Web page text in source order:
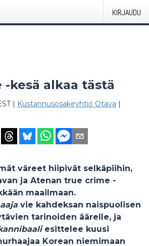
KIRJAUDU
-kesä alkaa tästä
| Kustannusosakeyhtiö Otava |
väreet hiipivät selkäpiihin,
ja Atenan true crime -
maailmaan.
vie kahdeksan naispuolisen
tarinoiden äärelle, ja
esittelee kuusi
Korean niemimaan